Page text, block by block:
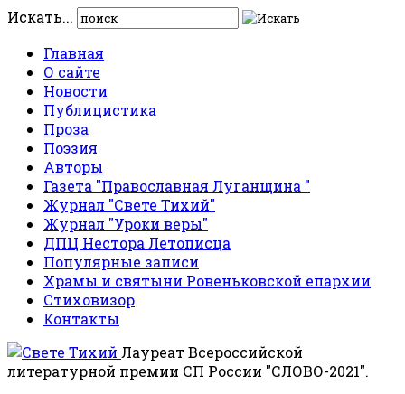
Искать...
Главная
О сайте
Новости
Публицистика
Проза
Поэзия
Авторы
Газета "Православная Луганщина "
Журнал "Свете Тихий"
Журнал "Уроки веры"
ДПЦ Нестора Летописца
Популярные записи
Храмы и святыни Ровеньковской епархии
Стиховизор
Контакты
Лауреат Всероссийской
литературной премии СП России "СЛОВО-2021".